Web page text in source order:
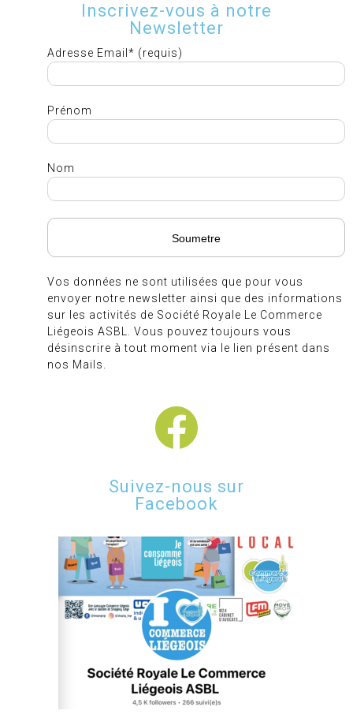
Inscrivez-vous à notre
Newsletter
Adresse Email* (requis)
Prénom
Nom
Vos données ne sont utilisées que pour vous
envoyer notre newsletter ainsi que des informations
sur les activités de Société Royale Le Commerce
Liégeois ASBL. Vous pouvez toujours vous
désinscrire à tout moment via le lien présent dans
nos Mails.
Suivez-nous sur
Facebook